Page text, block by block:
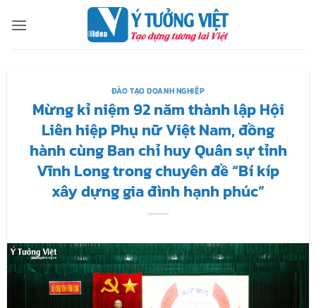
qua
ĐÀO TẠO DOANH NGHIỆP
Mừng kỉ niệm 92 năm thành lập Hội
Liên hiệp Phụ nữ Việt Nam, đồng
hành cùng Ban chỉ huy Quân sự tỉnh
Vĩnh Long trong chuyên đề “Bí kíp
xây dựng gia đình hạnh phúc”